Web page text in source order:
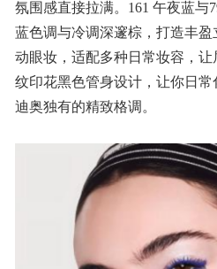
氛围感直接拉满。161 午夜蓝与
蓝色调与冷调深邃棕，打造丰
动眼妆，适配多种日常妆容，
纹印花黑色管身设计，让你日
迪奥独有的精致格调。